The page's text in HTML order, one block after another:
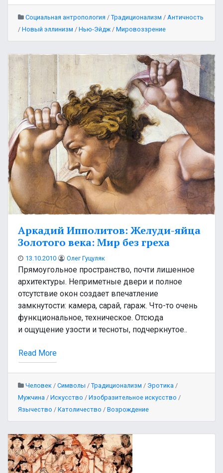
Социальная антропология / Традиционализм / Античность
/ Новый эллинизм / Нью-Эйдж / Мировоззрение
Аркадий Ипполитов: Желуди-яйца
Золотого века: Мир без греха
13.10.2010 Олег Гуцуляк
Прямоугольное пространство, почти лишенное
архитектуры. Неприметные двери и полное
отсутствие окон создает впечатление
замкнутости: камера, сарай, гараж. Что-то очень
функциональное, техническое. Отсюда
и ощущение узости и тесноты, подчеркнутое..
Read More
Человек / Символы / Традиционализм / Эротика /
Мужчина / Искусство / Изобразительное искусство /
Язычество / Католичество / Возрождение